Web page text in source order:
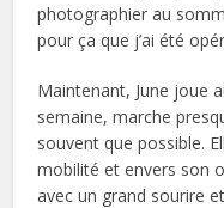
photographier au
pour ça que j’ai été
Maintenant, June joue
semaine, marche
souvent que possible.
mobilité et envers son
avec un grand sourire